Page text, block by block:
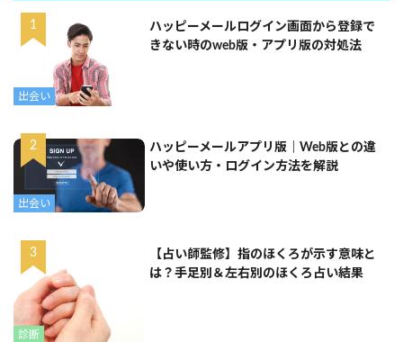
出会い
ハッピーメールログイン画面から登録で
きない時のweb版・アプリ版の対処法
出会い
ハッピーメールアプリ版｜Web版との違
いや使い方・ログイン方法を解説
診断
【占い師監修】指のほくろが示す意味と
は？手足別＆左右別のほくろ占い結果